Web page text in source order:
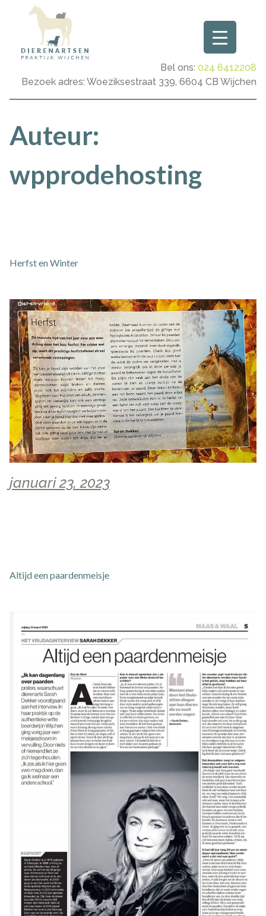
inhoud
Bel ons: 024 6412208
Bezoek adres: Woeziksestraat 339, 6604 CB Wijchen
Auteur:
wpprodehosting
Herfst en Winter
januari 23, 2023
Altijd een paardenmeisje